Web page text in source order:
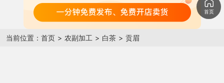
纯———金
当前位置： 首页 > 农副加工 > 白茶 > 贡眉
首页